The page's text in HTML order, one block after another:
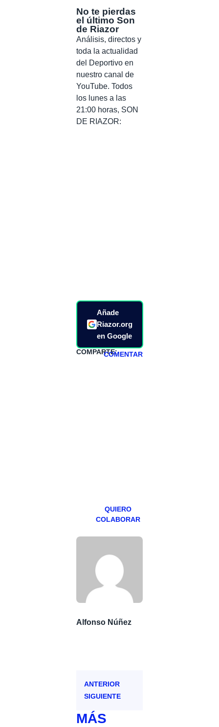
No te pierdas
el último Son
de Riazor
Análisis, directos y
toda la actualidad
del Deportivo en
nuestro canal de
YouTube. Todos
los lunes a las
21:00 horas, SON
DE RIAZOR:
Añade
Riazor.org
en Google
COMPARTE:COMENTAR
QUIERO
COLABORAR
Alfonso Núñez
ANTERIOR
SIGUIENTE
MÁS